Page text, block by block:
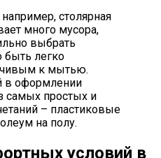
столярная
много мусора,
выбрать
быть легко
к мытью.
в оформлении
самых простых и
– пластиковые
на полу.
условий в